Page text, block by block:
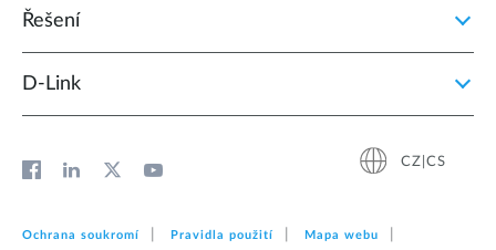
Řešení
D‑Link
CZ|CS
Ochrana soukromí Pravidla použití Mapa webu